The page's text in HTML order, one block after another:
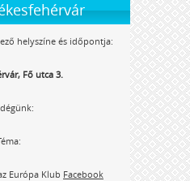
helyszíne és időpontja:
Fő utca 3.
Európa Klub Facebook